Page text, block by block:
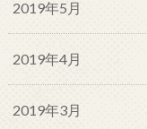
2019年5月
2019年4月
2019年3月